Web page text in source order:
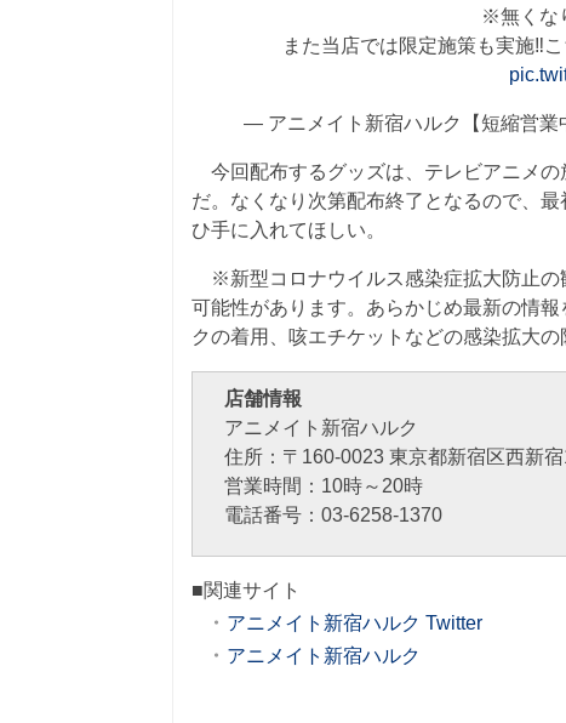
※無くな
また当店では限定施策も実施‼️
— アニメイト新宿ハルク【短縮営業
今回配布するグッズは、テレビアニメの
だ。なくなり次第配布終了となるので、
ひ手に入れてほしい。
※新型コロナウイルス感染症拡大防止の
可能性があります。あらかじめ最新の情
クの着用、咳エチケットなどの感染拡大
店舗情報
アニメイト新宿ハルク
住所：〒160-0023 東京都新宿区西新
営業時間：10時～20時
電話番号：03-6258-1370
■関連サイト
アニメイト新宿ハルク Twitter
アニメイト新宿ハルク